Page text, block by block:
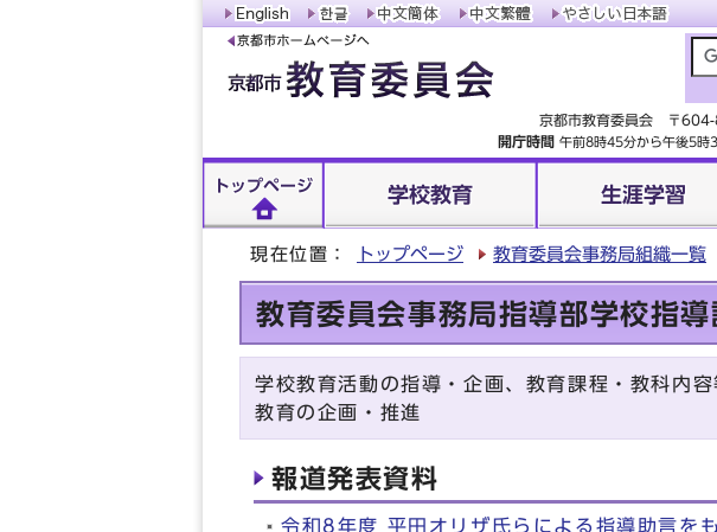
京都市教育委員会 〒
開庁時間 午前8時45分から午後5時
トップページ 学校教育 生涯学習
現在位置： トップページ 教育委員会事務局組織一覧
教育委員会事務局指導部学校指導
学校教育活動の指導・企画、教育課程・教科内
教育の企画・推進
報道発表資料
令和8年度 平田オリザ氏らによる指導助言を